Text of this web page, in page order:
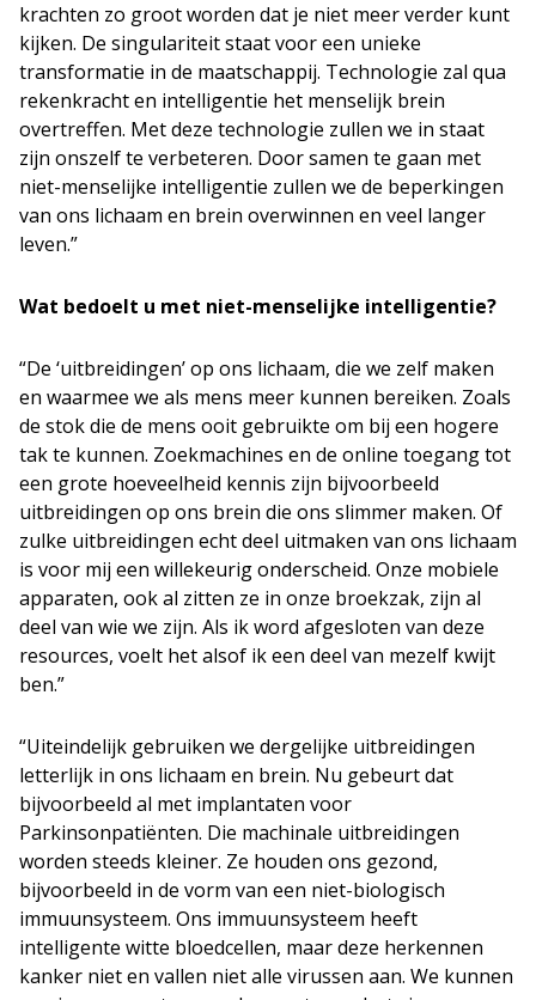
krachten zo groot worden dat je niet meer verder kunt
kijken. De singulariteit staat voor een unieke
transformatie in de maatschappij. Technologie zal qua
rekenkracht en intelligentie het menselijk brein
overtreffen. Met deze technologie zullen we in staat
zijn onszelf te verbeteren. Door samen te gaan met
niet-menselijke intelligentie zullen we de beperkingen
van ons lichaam en brein overwinnen en veel langer
leven.”
Wat bedoelt u met niet-menselijke intelligentie?
“De ‘uitbreidingen’ op ons lichaam, die we zelf maken
en waarmee we als mens meer kunnen bereiken. Zoals
de stok die de mens ooit gebruikte om bij een hogere
tak te kunnen. Zoekmachines en de online toegang tot
een grote hoeveelheid kennis zijn bijvoorbeeld
uitbreidingen op ons brein die ons slimmer maken. Of
zulke uitbreidingen echt deel uitmaken van ons lichaam
is voor mij een willekeurig onderscheid. Onze mobiele
apparaten, ook al zitten ze in onze broekzak, zijn al
deel van wie we zijn. Als ik word afgesloten van deze
resources, voelt het alsof ik een deel van mezelf kwijt
ben.”
“Uiteindelijk gebruiken we dergelijke uitbreidingen
letterlijk in ons lichaam en brein. Nu gebeurt dat
bijvoorbeeld al met implantaten voor
Parkinsonpatiënten. Die machinale uitbreidingen
worden steeds kleiner. Ze houden ons gezond,
bijvoorbeeld in de vorm van een niet-biologisch
immuunsysteem. Ons immuunsysteem heeft
intelligente witte bloedcellen, maar deze herkennen
kanker niet en vallen niet alle virussen aan. We kunnen